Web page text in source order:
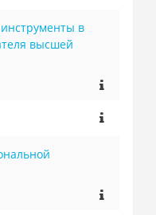
в
высшей